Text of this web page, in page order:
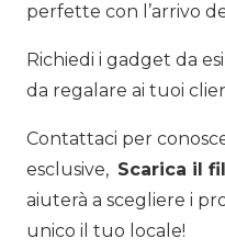
perfette con l’arrivo
Richiedi i gadget da
da regalare ai tuoi
Contattaci per
esclusive, Scarica il
aiuterà a scegliere i
unico il tuo locale!